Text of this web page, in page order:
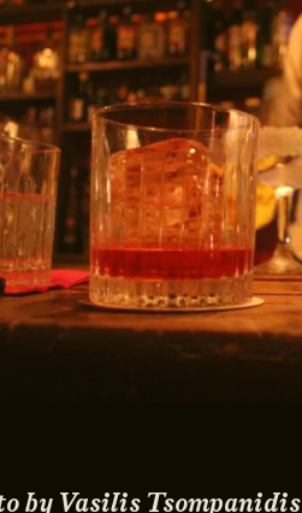
by Vasilis Tsompanidis